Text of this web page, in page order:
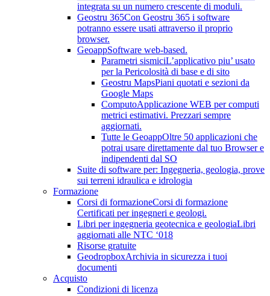
integrata su un numero crescente di moduli.
Geostru 365Con Geostru 365 i software
potranno essere usati attraverso il proprio
browser.
GeoappSoftware web-based.
Parametri sismiciL’applicativo piu’ usato
per la Pericolosità di base e di sito
Geostru MapsPiani quotati e sezioni da
Google Maps
ComputoApplicazione WEB per computi
metrici estimativi. Prezzari sempre
aggiornati.
Tutte le GeoappOltre 50 applicazioni che
potrai usare direttamente dal tuo Browser e
indipendenti dal SO
Suite di software per: Ingegneria, geologia, prove
sui terreni idraulica e idrologia
Formazione
Corsi di formazioneCorsi di formazione
Certificati per ingegneri e geologi.
Libri per ingegneria geotecnica e geologiaLibri
aggiornati alle NTC ‘018
Risorse gratuite
GeodropboxArchivia in sicurezza i tuoi
documenti
Acquisto
Condizioni di licenza